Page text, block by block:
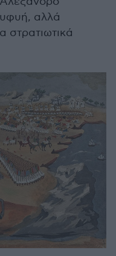
αλλά